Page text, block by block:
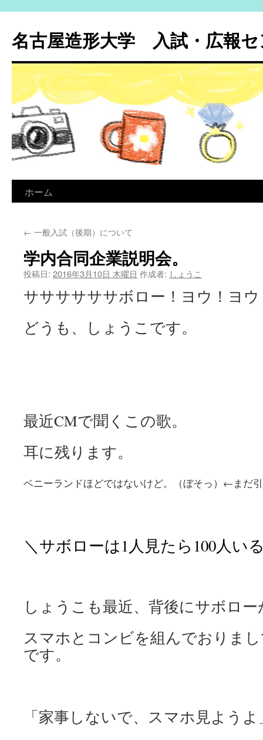
名古屋造形大学 入試・広報
コ
テ
ン
ツ
ホーム
← 一般入試（後期）について
学内合同企業説明会。
投稿日: 2016年3月10日 木曜日 作成者: しょうこ
ササササササボロー！ヨウ！ヨウ
どうも、しょうこです。
最近CMで聞くこの歌。
耳に残ります。
ベニーランドほどではないけど。（ぼそっ）←まだ
＼サボローは1人見たら100人い
しょうこも最近、背後にサボロ
スマホとコンビを組んでおりま
です。
「家事しないで、スマホ見ようよ